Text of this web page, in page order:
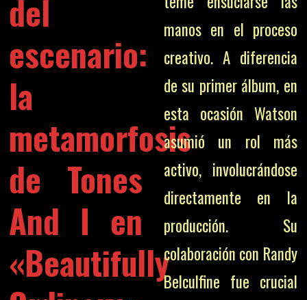
del
escenario:
la
metamorfosis
de Tones
And I en
«Beautifully
manos en el proceso
creativo. A diferencia
de su primer álbum, en
esta ocasión Watson
asumió un rol más
activo, involucrándose
directamente en la
producción. Su
colaboración con Randy
Belculfine fue crucial